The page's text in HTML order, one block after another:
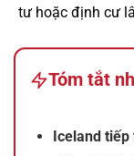
tư hoặc định cư
Tóm tắt
Iceland tiếp